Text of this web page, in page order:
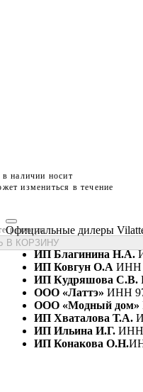
наличии носит
измениться в течение
размеры
В КОРЗИНУ
Официальные дилеры
ИП Благинина Н.А.
ИП Ковгун О.А ИНН
ИП Кудряшова С.В.
ООО «Латтэ» ИНН
ООО «Модный дом»
ИП Хваталова Т.А.
ИП Ильина И.Г. ИНН
ИП Конакова О.Н.